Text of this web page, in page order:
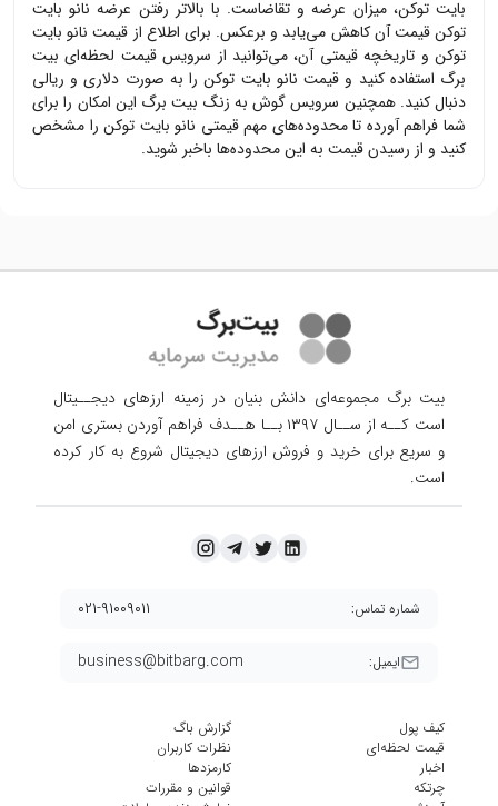
بایت توکن، میزان عرضه و تقاضاست. با بالاتر رفتن عرضه نانو بایت
توکنقیمت آن کاهش می‌یابد و برعکس. برای اطلاع از قیمت نانو بایت
توکن و تاریخچه قیمتی آن، می‌توانید از سرویس قیمت لحظه‌ای بیت
برگ استفاده کنید و قیمت نانو بایت توکنرا به صورت دلاری و ریالی
دنبال کنید. همچنین سرویس گوش به زنگ بیت برگ این امکان را برای
شما فراهم آورده تا محدوده‌های مهم قیمتی نانو بایت توکنرا مشخص
کنید و از رسیدن قیمت به این محدوده‌ها باخبر شوید.
بیت برگ مجموعه‌ای دانش بنیان در زمینه ارزهای دیجــیتال
است کــه از ســال ۱۳۹۷ بــا هــدف فراهم آوردن
بستری امن
و سریع برای خرید و فروش ارزهای دیجیتال شروع به کار کرده
است.
ایمیل: business@bitbarg.com
شماره تماس: ۰۲۱-۹۱۰۰۹۰۱۱
کیف پول
قیمت لحظه‌ای
اخبار
چرتکه
گزارش باگ
نظرات کاربران
کارمزد‌ها
قوانین و مقررات